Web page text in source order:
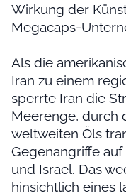
Wirkung der
Megacaps-
Als die
Iran zu einem
sperrte Iran die
Meerenge, durch
weltweiten Öls
Gegenangriffe
und Israel. Das
hinsichtlich eines